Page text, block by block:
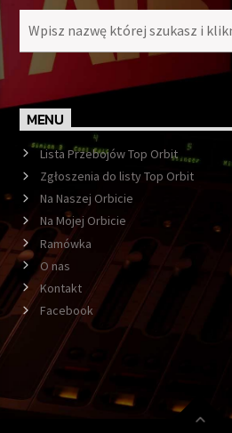
MENU
Lista Przebojów Top Orbit
Zgłoszenia do listy Top Orbit
Na Naszej Orbicie
Na Mojej Orbicie
Ramówka
O nas
Kontakt
Facebook